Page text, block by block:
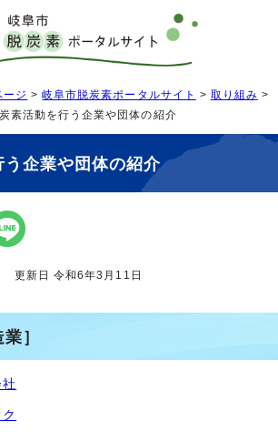
ージ >岐阜市脱炭素ポータルサイト > 取り組み >
素活動を行う企業や団体の紹介
う企業や団体の紹介
更新日 令和6年3月11日
］